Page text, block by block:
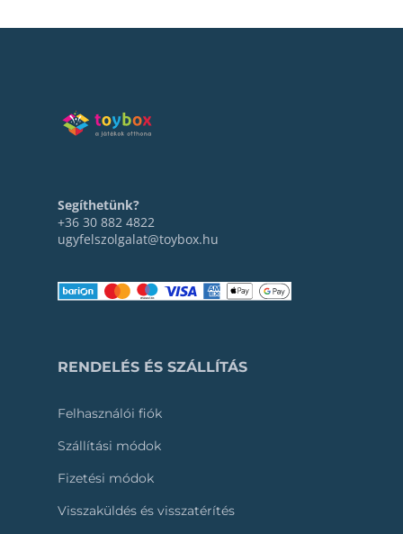
Segíthetünk?
+36 30 882 4822
ugyfelszolgalat@toybox.hu
RENDELÉS ÉS SZÁLLÍTÁS
Felhasználói fiók
Szállítási módok
Fizetési módok
Visszaküldés és visszatérítés